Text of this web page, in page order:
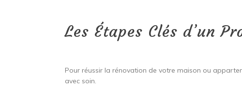
Les Étapes Clés d’un
Pour réussir la rénovation de votre maison ou
avec soin.